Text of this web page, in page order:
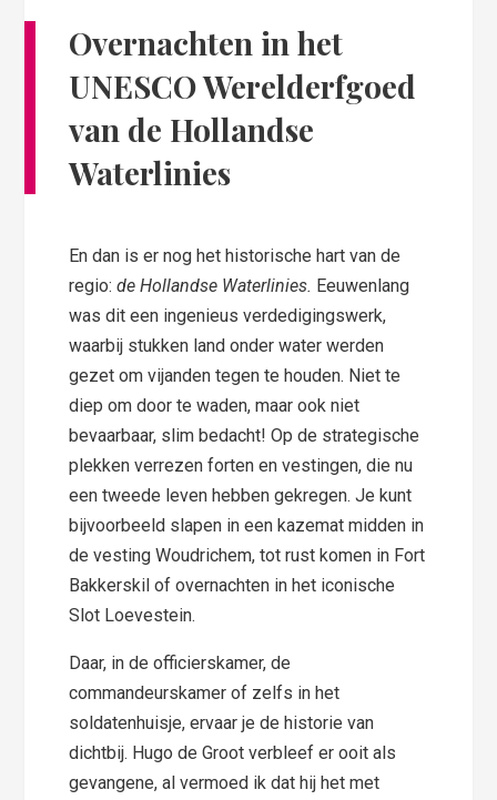
Overnachten in het
UNESCO Werelderfgoed
van de Hollandse
Waterlinies
En dan is er nog het historische hart van de
regio:de Hollandse Waterlinies. Eeuwenlang
was dit een ingenieus verdedigingswerk,
waarbij stukken land onder water werden
gezet om vijanden tegen te houden. Niet te
diep om door te waden, maar ook niet
bevaarbaar, slim bedacht! Op de strategische
plekken verrezen forten en vestingen, die nu
een tweede leven hebben gekregen. Je kunt
bijvoorbeeld slapen in een kazemat midden in
de vesting Woudrichem, tot rust komen in Fort
Bakkerskil of overnachten in het iconische
Slot Loevestein.
Daar, in de officierskamer, de
commandeurskamer of zelfs in het
soldatenhuisje, ervaar je de historie van
dichtbij. Hugo de Groot verbleef er ooit als
gevangene, al vermoed ik dat hij het met